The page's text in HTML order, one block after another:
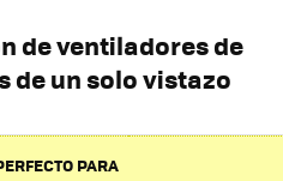
un ventilador de
de ventiladores de
de un solo vistazo
PARA